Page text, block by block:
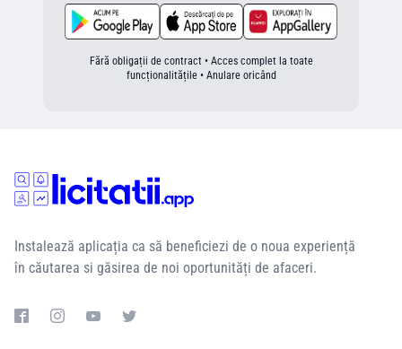
Fără obligații de contract • Acces complet la toate
funcționalitățile • Anulare oricând
Instalează aplicația ca să beneficiezi de o noua experiență
în căutarea si găsirea de noi oportunități de afaceri.